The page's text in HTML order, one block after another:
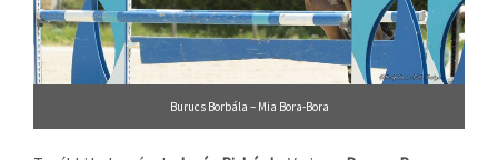
Burucs Borbála – Mia Bora-Bora